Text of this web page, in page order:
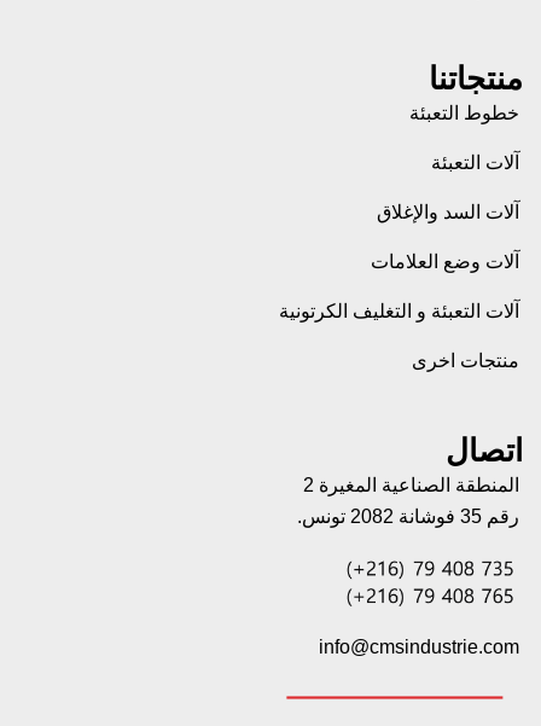
منتجاتنا
خطوط التعبئة
آلات التعبئة
آلات السد والإغلاق
آلات وضع العلامات
آلات التعبئة و التغليف الكرتونية
منتجات اخرى
اتصال
المنطقة الصناعية المغيرة 2
رقم 35 فوشانة 2082 تونس.
info@cmsindustrie.com